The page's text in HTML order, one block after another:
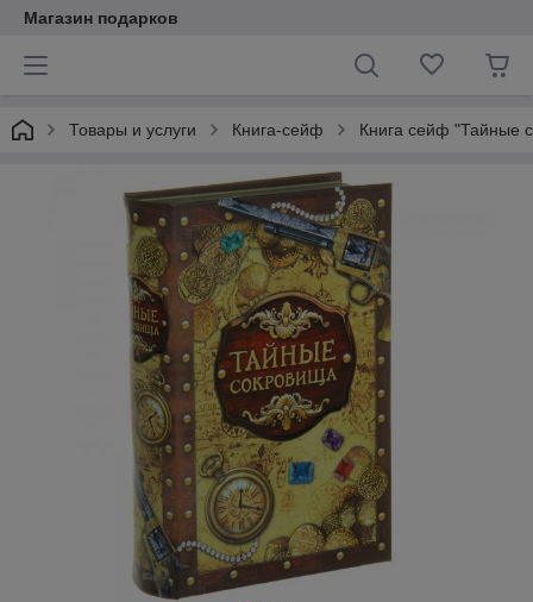
Магазин подарков
Товары и услуги Книга-сейф Книга сейф "Тайные